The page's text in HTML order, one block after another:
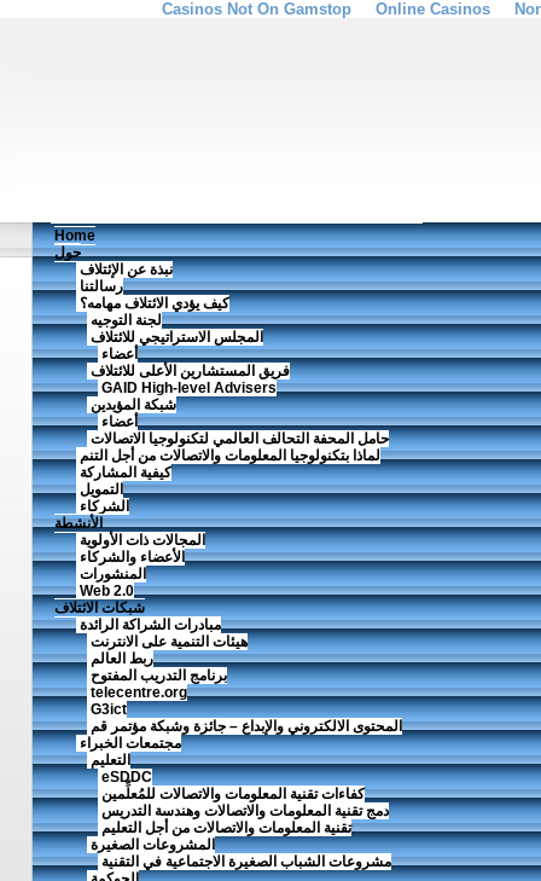
Casinos Not On Gamstop Online Casinos
Home
حول
نبذة عن الإئتلاف
رسالتنا
كيف يؤدي الائتلاف مهامه؟
لجنة التوجيه
المجلس الاستراتيجي للائتلاف
أعضاء
فريق المستشارين الأعلى للائتلاف
GAID High-level Advisers
شبكة المؤيدين
أعضاء
حامل المحفة التحالف العالمي لتكنولوجيا الاتصالات
لماذا بتكنولوجيا المعلومات والاتصالات من أجل التنم
كيفية المشاركة
التمويل
الشركاء
الأنشطة
المجالات ذات الأولوية
الأعضاء والشركاء
المنشورات
Web 2.0
شبكات الائتلاف
مبادرات الشراكة الرائدة
هيئات التنمية على الانترنت
ربط العالم
برنامج التدريب المفتوح
telecentre.org
G3ict
المحتوى الالكتروني والإبداع – جائزة وشبكة مؤتمر قم
مجتمعات الخبراء
التعليم
eSDDC
كفاءات تقنية المعلومات والاتصالات للمُعلِّمين
دمج تقنية المعلومات والاتصالات وهندسة التدريس
تقنية المعلومات والاتصالات من أجل التعليم
المشروعات الصغيرة
مشروعات الشباب الصغيرة الاجتماعية في التقنية